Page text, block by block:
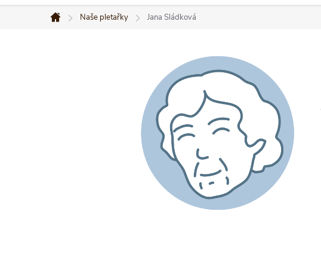
Domů
Naše pletařky Jana Sládková